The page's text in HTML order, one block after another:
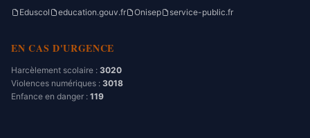
Eduscol
education.gouv.fr Onisep service-public.fr
EN CAS D'URGENCE
Harcèlement scolaire : 3020
Violences numériques : 3018
Enfance en danger : 119